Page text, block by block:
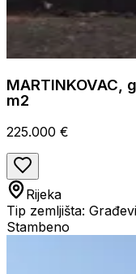
m2
225.000 €
Rijeka
Tip zemljišta:
Stambeno